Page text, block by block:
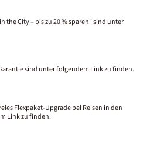
the City – bis zu 20 % sparen" sind unter
sind unter folgendem Link zu finden.
Flexpaket-Upgrade bei Reisen in den
Link zu finden: